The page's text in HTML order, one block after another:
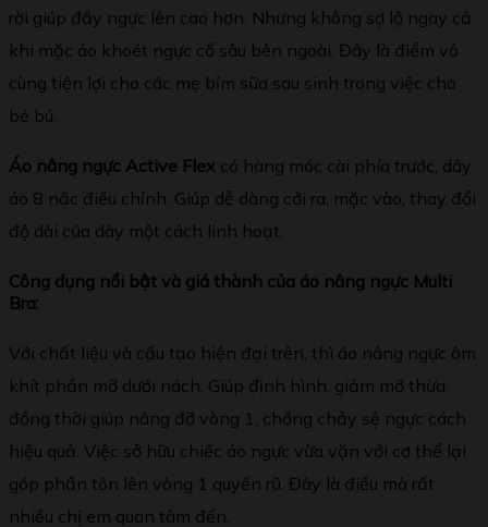
rời giúp đẩy ngực lên cao hơn. Nhưng không sợ lộ ngay cả
khi mặc áo khoét ngực cổ sâu bên ngoài. Đây là điểm vô
cùng tiện lợi cho các mẹ bỉm sữa sau sinh trong việc cho
bé bú.
Áo nâng ngực Active Flex có hàng móc cài phía trước, dây
áo 8 nấc điều chỉnh. Giúp dễ dàng cởi ra, mặc vào, thay đổi
độ dài của dây một cách linh hoạt.
Công dụng nổi bật và giá thành của áo nâng ngực Multi
Bra:
Với chất liệu và cấu tạo hiện đại trên, thì áo nâng ngực ôm
khít phần mỡ dưới nách. Giúp định hình, giảm mỡ thừa,
đồng thời giúp nâng đỡ vòng 1, chống chảy sệ ngực cách
hiệu quả. Việc sở hữu chiếc áo ngực vừa vặn với cơ thể lại
góp phần tôn lên vòng 1 quyến rũ. Đây là điều mà rất
nhiều chị em quan tâm đến.